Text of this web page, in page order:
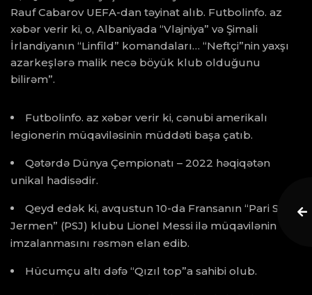
Rauf Cabarov UEFA-dan təyinat alıb. Futbolinfo. az
xəbər verir ki, o, Albaniyada “Vlajniya” və Şimali
İrlandiyanın “Linfild” komandaları… “Neftçi”nin yaxşı
azarkeşlərə malik necə böyük klub olduğunu
bilirəm”.
Futbolinfo. az xəbər verir ki, cənubi amerikalı
legionerin müqaviləsinin müddəti başa çatıb.
Qətərdə Dünya Çempionatı – 2022 həqiqətən
unikal hadisədir.
Qeyd edək ki, avqustun 10-da Fransanın “Pari Sen-
Jermen” (PSJ) klubu Lionel Messi ilə müqavilənin
imzalanmasını rəsmən elan edib.
Hücumçu altı dəfə “Qızıl top”a sahibi olub.